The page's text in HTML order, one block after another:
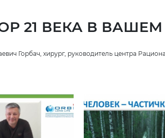
21 ВЕКА В
Горбач, хирург, руководитель центра